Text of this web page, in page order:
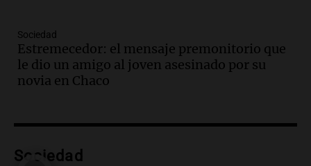
gran expo, con concurso de panificados
y actividades destacadas
Panorama Federal
Episodios
Mundial de Atlanta
Episodios
Sociedad
Estremecedor: el mensaje premonitorio que
le dio un amigo al joven asesinado por su
novia en Chaco
Sociedad